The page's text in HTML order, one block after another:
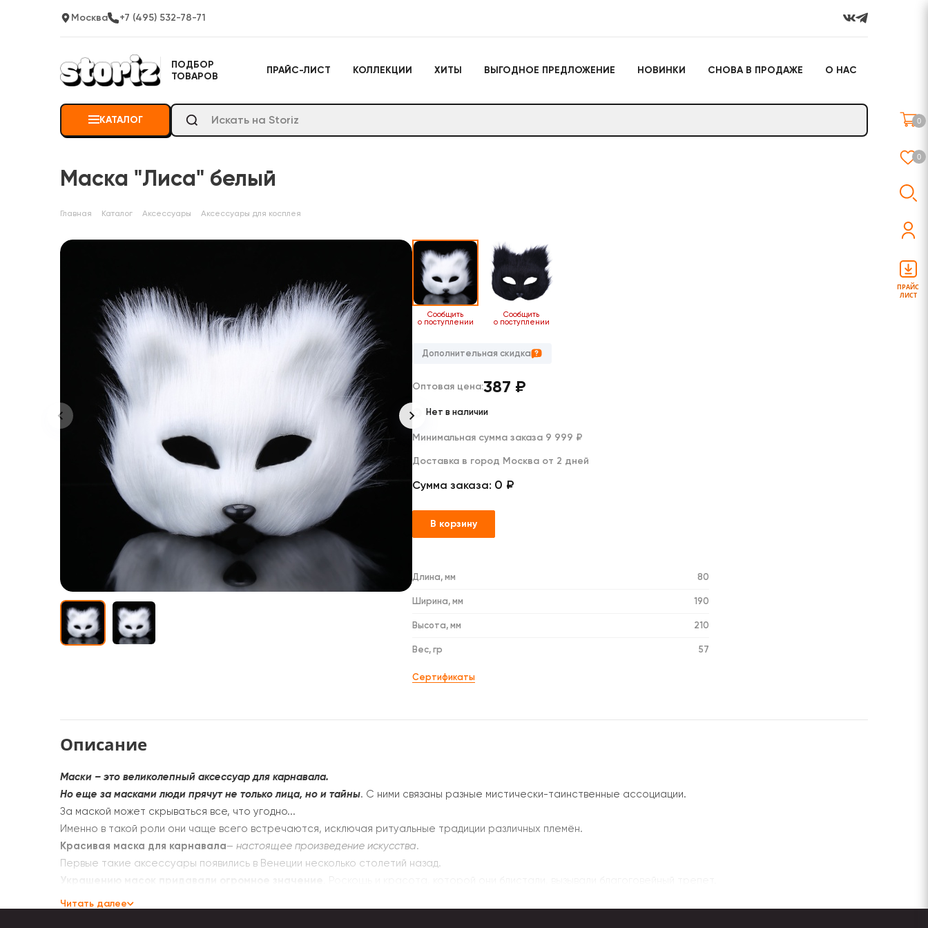
Москва +7 (495) 532-78-71
ПОДБОР
ТОВАРОВ
ПРАЙС-ЛИСТ КОЛЛЕКЦИИ ХИТЫ ВЫГОДНОЕ ПРЕДЛОЖЕНИЕ НОВИНКИ СНОВА В ПРОДАЖЕ О НАС
КАТАЛОГ
Actiontoys
Головоломки
Дакимакуры
Декоративные подушки
отдыха
Конструкторы
Мягкие брелоки
Мягкие игрушки
Игрушки
Actiontoys
Антистрессы
Игрушки для активного
Мягкие брелоки
Настольные игры
Подарочные наборы
Слайм
Маска "Лиса" белый
Главная Каталог Аксессуары Аксессуары для косплея
Сообщить
о поступлении
Сообщить
о поступлении
Дополнительная скидка
Оптовая цена:387 ₽
Нет в наличии
Минимальная сумма заказа 9 999 ₽
Доставка в город Москва от 2 дней
Сумма заказа: 0 ₽
В корзину
Длина, мм 80
Ширина, мм 190
Высота, мм 210
Вес, гр 57
Сертификаты
Описание
Маски – это великолепный аксессуар для карнавала.
Но еще за масками люди прячут не только лица, но и тайны. С ними связаны разные мистически-таинственные ассоциации.
За маской может скрываться все, что угодно...
Именно в такой роли они чаще всего встречаются, исключая ритуальные традиции различных племён.
Красивая маска для карнавала– настоящее произведение искусства.
Первые такие аксессуары появились в Венеции несколько столетий назад.
Украшению масок придавали огромное значение
Для декора использовался
Читать далее
0
0
ПРАЙС
ЛИСТ